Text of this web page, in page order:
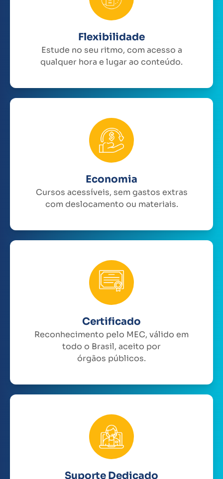
Flexibilidade
Estude no seu ritmo, com acesso a
qualquer hora e lugar ao conteúdo.
Economia
Cursos acessíveis, sem gastos extras
com deslocamento ou materiais.
Certificado
Reconhecimento pelo MEC, válido em
todo o Brasil, aceito por
órgãos públicos.
Suporte Dedicado